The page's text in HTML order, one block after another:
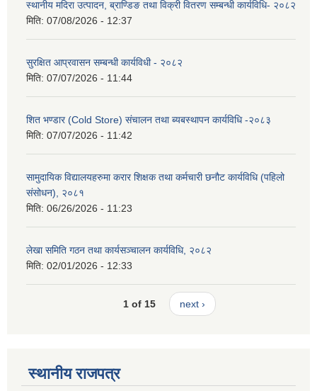
स्थानीय मदिरा उत्पादन, ब्राण्डिङ तथा विक्री वितरण सम्बन्धी कार्यविधि- २०८२
मिति: 07/08/2026 - 12:37
सुरक्षित आप्रवासन सम्बन्धी कार्यविधी - २०८२
मिति: 07/07/2026 - 11:44
शित भण्डार (Cold Store) संचालन तथा ब्यबस्थापन कार्यविधि -२०८३
मिति: 07/07/2026 - 11:42
सामुदायिक विद्यालयहरुमा करार शिक्षक तथा कर्मचारी छनौट कार्यविधि (पहिलो
संसोधन), २०८१
मिति: 06/26/2026 - 11:23
लेखा समिति गठन तथा कार्यसञ्चालन कार्यविधि, २०८२
मिति: 02/01/2026 - 12:33
1 of 15 next ›
स्थानीय राजपत्र